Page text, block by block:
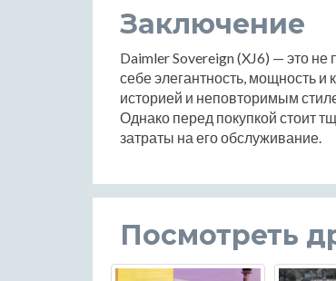
Заключение
Daimler Sovereign (XJ6) — это не
себе элегантность, мощность
историей и неповторимым
Однако перед покупкой стоит
затраты на его обслуживание.
Посмотреть